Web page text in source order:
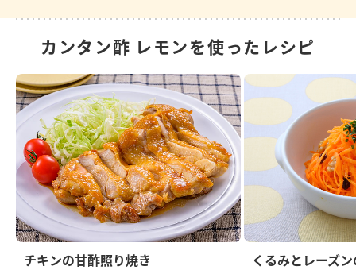
カンタン酢 レモンを使ったレシピ
チキンの甘酢照り焼き くるみとレーズ